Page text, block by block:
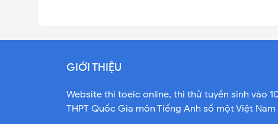
GIỚI THIỆU
Website thi toeic online, thi thử tuyền sinh vào
THPT Quốc Gia môn Tiếng Anh số một Việt Nam